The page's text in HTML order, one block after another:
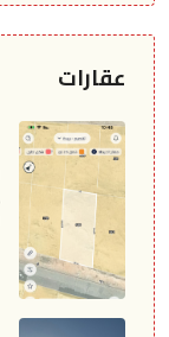
عقارات